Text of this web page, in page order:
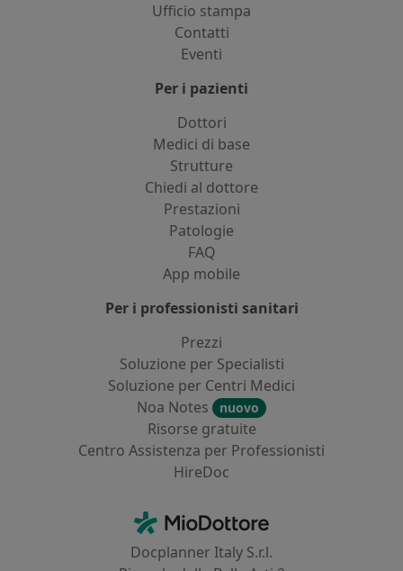
Ufficio stampa
Contatti
Eventi
Per i pazienti
Dottori
Medici di base
Strutture
Chiedi al dottore
Prestazioni
Patologie
FAQ
App mobile
Per i professionisti sanitari
Prezzi
Soluzione per Specialisti
Soluzione per Centri Medici
Noa Notes
nuovo
Risorse gratuite
Centro Assistenza per Professionisti
HireDoc
MioDottore - Homepage
Docplanner Italy S.r.l.